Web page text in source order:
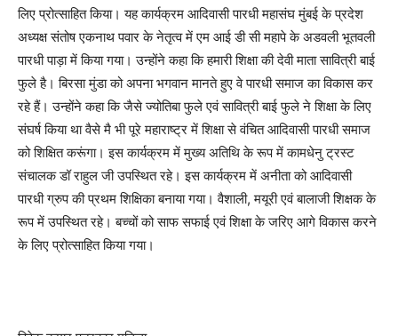
लिए प्रोत्साहित किया। यह कार्यक्रम आदिवासी पारधी महासंघ मुंबई के प्रदेश
अध्यक्ष संतोष एकनाथ पवार के नेतृत्व में एम आई डी सी महापे के अडवली भूतवली
पारधी पाड़ा में किया गया। उन्होंने कहा कि हमारी शिक्षा की देवी माता सावित्री बाई
फुले है। बिरसा मुंडा को अपना भगवान मानते हुए वे पारधी समाज का विकास कर
रहे हैं। उन्होंने कहा कि जैसे ज्योतिबा फुले एवं सावित्री बाई फुले ने शिक्षा के लिए
संघर्ष किया था वैसे मै भी पूरे महाराष्ट्र में शिक्षा से वंचित आदिवासी पारधी समाज
को शिक्षित करूंगा। इस कार्यक्रम में मुख्य अतिथि के रूप में कामधेनु ट्रस्ट
संचालक डॉ राहुल जी उपस्थित रहे। इस कार्यक्रम में अनीता को आदिवासी
पारधी ग्रुप की प्रथम शिक्षिका बनाया गया। वैशाली, मयूरी एवं बालाजी शिक्षक के
रूप में उपस्थित रहे। बच्चों को साफ सफाई एवं शिक्षा के जरिए आगे विकास करने
के लिए प्रोत्साहित किया गया।